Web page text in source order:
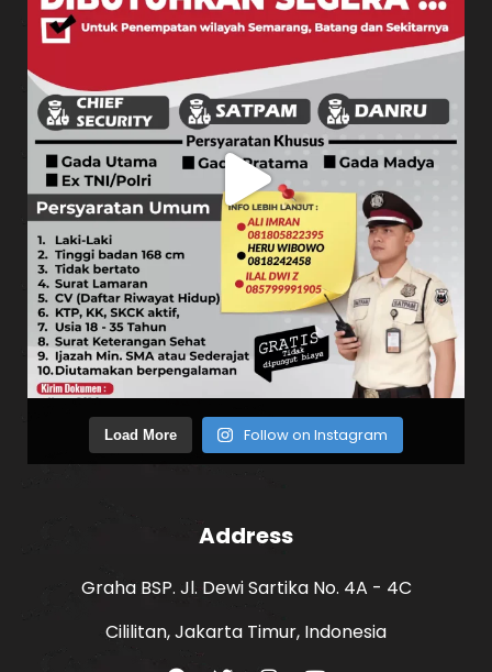
Load More Follow on Instagram
Address
Graha BSP. Jl. Dewi Sartika No. 4A - 4C
Cililitan, Jakarta Timur, Indonesia